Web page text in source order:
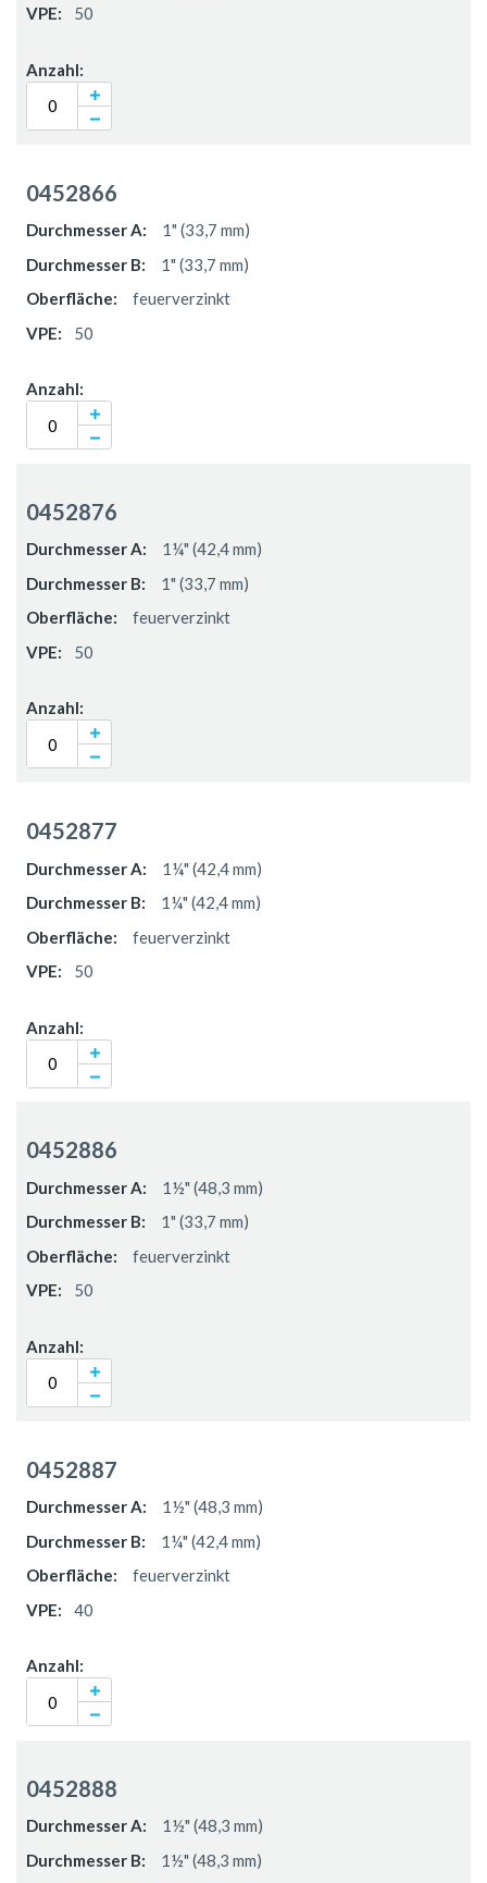
50
0452866
1" (33,7 mm)
1" (33,7 mm)
feuerverzinkt
50
0452876
1¼" (42,4 mm)
1" (33,7 mm)
feuerverzinkt
50
0452877
1¼" (42,4 mm)
1¼" (42,4 mm)
feuerverzinkt
50
0452886
1½" (48,3 mm)
1" (33,7 mm)
feuerverzinkt
50
0452887
1½" (48,3 mm)
1¼" (42,4 mm)
feuerverzinkt
40
0452888
1½" (48,3 mm)
1½" (48,3 mm)